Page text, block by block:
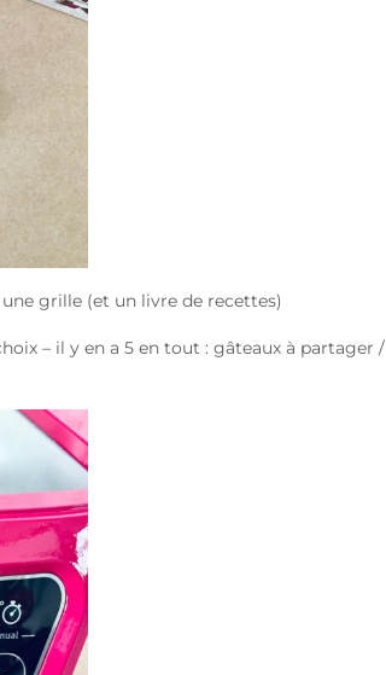
grille (et un livre de recettes)
– il y en a 5 en tout : gâteaux à partager /